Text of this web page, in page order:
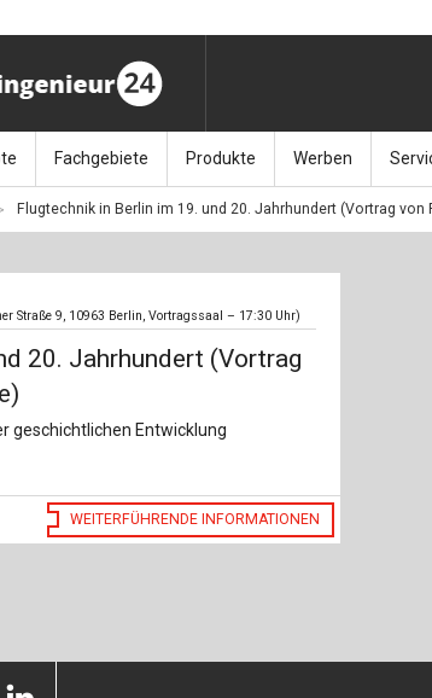
(10.–11.11.26)
(26.11.26)
Preisreduzierung
Fachgebiete
Architektur
Bauausführung
Bauen im Bestand
Bauphysik
Baurecht
Baustoffe
Betonbau
Produkte
Bücher
Kalender / Jahrbücher
Zeitschriften
Artikeldatenbank /
Werben
Media-PlanungInfo-
Flugtechnik in Berlin im 19. und 20. Jahrhundert (Vortrag von
Straße 9, 10963 Berlin, Vortragssaal – 17:30 Uhr)
20. Jahrhundert (Vortrag
geschichtlichen Entwicklung
WEITERFÜHRENDE INFORMATIONEN